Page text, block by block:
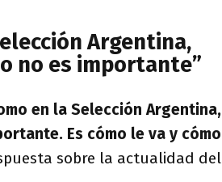
Argentina,
no es importante”
en la Selección Argentina,
Es cómo le va y cómo
sobre la actualidad del